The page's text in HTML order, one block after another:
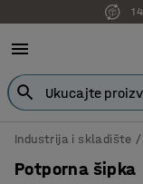
Industrija i skladište
Potporna šipka